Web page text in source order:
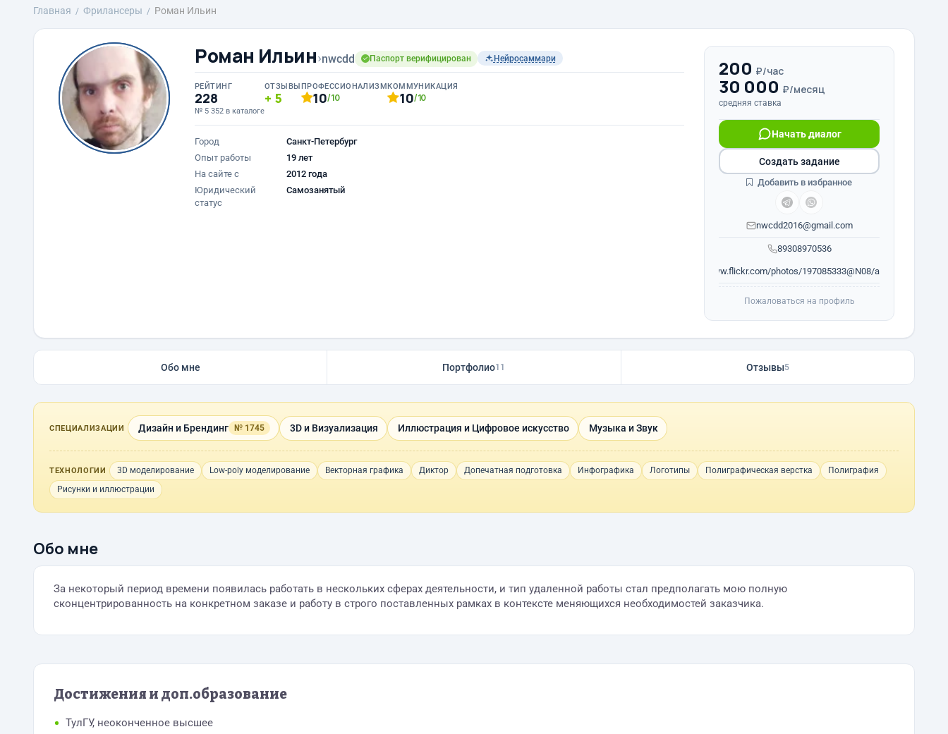
Главная Фрилансеры Роман Ильин
Роман Ильин›nwcdd Паспорт верифицирован Нейросаммари
РЕЙТИНГ
228
№ 5 352 в каталоге
ОТЗЫВЫ
5
ПРОФЕССИОНАЛИЗМ
10/10
КОММУНИКАЦИЯ
10/10
Город
Санкт-Петербург
Опыт работы
19 лет
На сайте с
2012 года
Юридический
статус
Самозанятый
200 ₽/час
30 000 ₽/месяц
средняя ставка
89308970536
Начать диалог
nwcdd2016@gmail.com
www.flickr.com/photos/197085333@N08/albums
Создать задание
Добавить в избранное
Пожаловаться на профиль
Обо мне Портфолио11 Отзывы5
СПЕЦИАЛИЗАЦИИ Дизайн и Брендинг № 1745 3D и Визуализация Иллюстрация и Цифровое искусство Музыка и Звук
ТЕХНОЛОГИИ 3D моделирование Low-poly моделирование Векторная графика Диктор Допечатная подготовка Инфографика Логотипы Полиграфическая верстка
Полиграфия
Рисунки и иллюстрации
Обо мне
За некоторый период времени появилась работать в нескольких сферах деятельности, и тип удаленной работы стал предполагать мою полную
сконцентрированность на конкретном заказе и работу в строго поставленных рамках в контексте меняющихся необходимостей заказчика.
Достижения и доп.образование
ТулГУ, неоконченное высшее